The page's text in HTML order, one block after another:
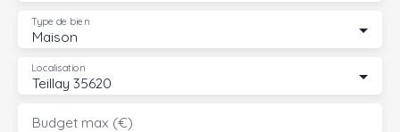
Maison
Type de bien
Teillay 35620
Localisation
Budget max (€)